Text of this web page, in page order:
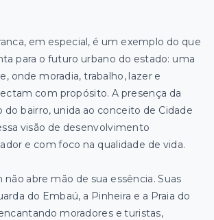
em especial, é um exemplo do que
para o futuro urbano do estado: uma
onde moradia, trabalho, lazer e
com propósito. A presença da
do bairro, unida ao conceito de Cidade
visão de desenvolvimento
e com foco na qualidade de vida.
abre mão de sua essência. Suas
do Embaú, a Pinheira e a Praia do
moradores e turistas,